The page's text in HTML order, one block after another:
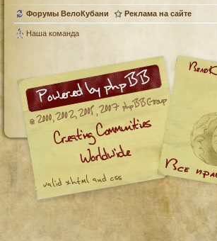
Форумы ВелоКубани Реклама на сайте
Наша команда